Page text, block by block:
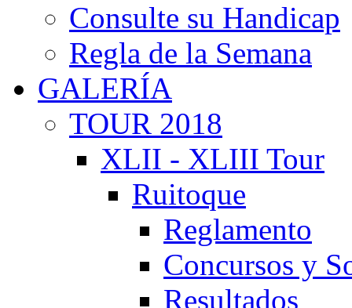
Consulte su Handicap
Regla de la Semana
GALERÍA
TOUR 2018
XLII - XLIII Tour
Ruitoque
Reglamento
Concursos y
Resultados